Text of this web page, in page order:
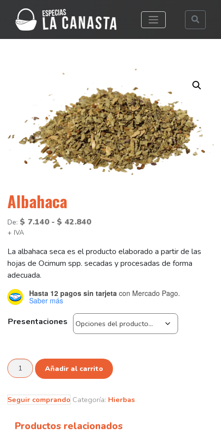
Desplegar
Albahaca
De: $ 7.140 - $ 42.840Rango
precios:
desde
$ 7.140
$ 42.840
+ IVA
La albahaca seca es el producto elaborado a partir de las
hojas de Ocimum spp. secadas y procesadas de forma
adecuada.
Hasta 12 pagos sin tarjeta con Mercado Pago.
Saber más
Presentaciones
Albahaca
cantidad
Añadir al carrito
Seguir comprando Categoría: Hierbas
Productos relacionados